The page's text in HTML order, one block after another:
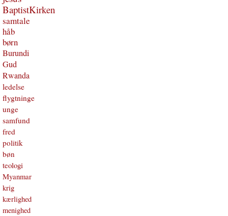
BaptistKirken
samtale
håb
børn
Burundi
Gud
Rwanda
ledelse
flygtninge
unge
samfund
fred
politik
bøn
teologi
Myanmar
krig
kærlighed
menighed